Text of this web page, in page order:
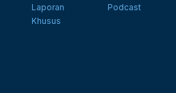
Laporan
Khusus
Podcast